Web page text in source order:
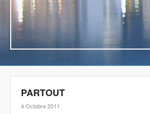
PARTOUT
4 Octobre 2011